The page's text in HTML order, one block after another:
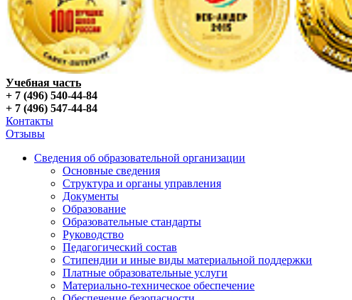
Учебная часть
+ 7 (496) 540-44-84
+ 7 (496) 547-44-84
Контакты
Отзывы
Сведения об образовательной организации
Основные сведения
Структура и органы управления
Документы
Образование
Образовательные стандарты
Руководство
Педагогический состав
Стипендии и иные виды материальной поддержки
Платные образовательные услуги
Материально-техническое обеспечение